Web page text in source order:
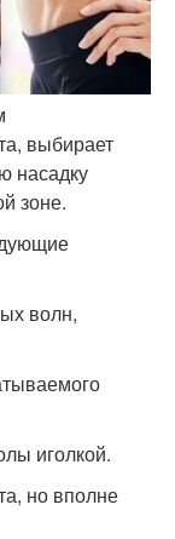
выбирает
насадку
зоне.
волн,
иголкой.
но вполне